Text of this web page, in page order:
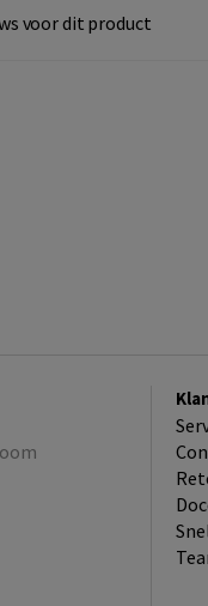
voor dit product